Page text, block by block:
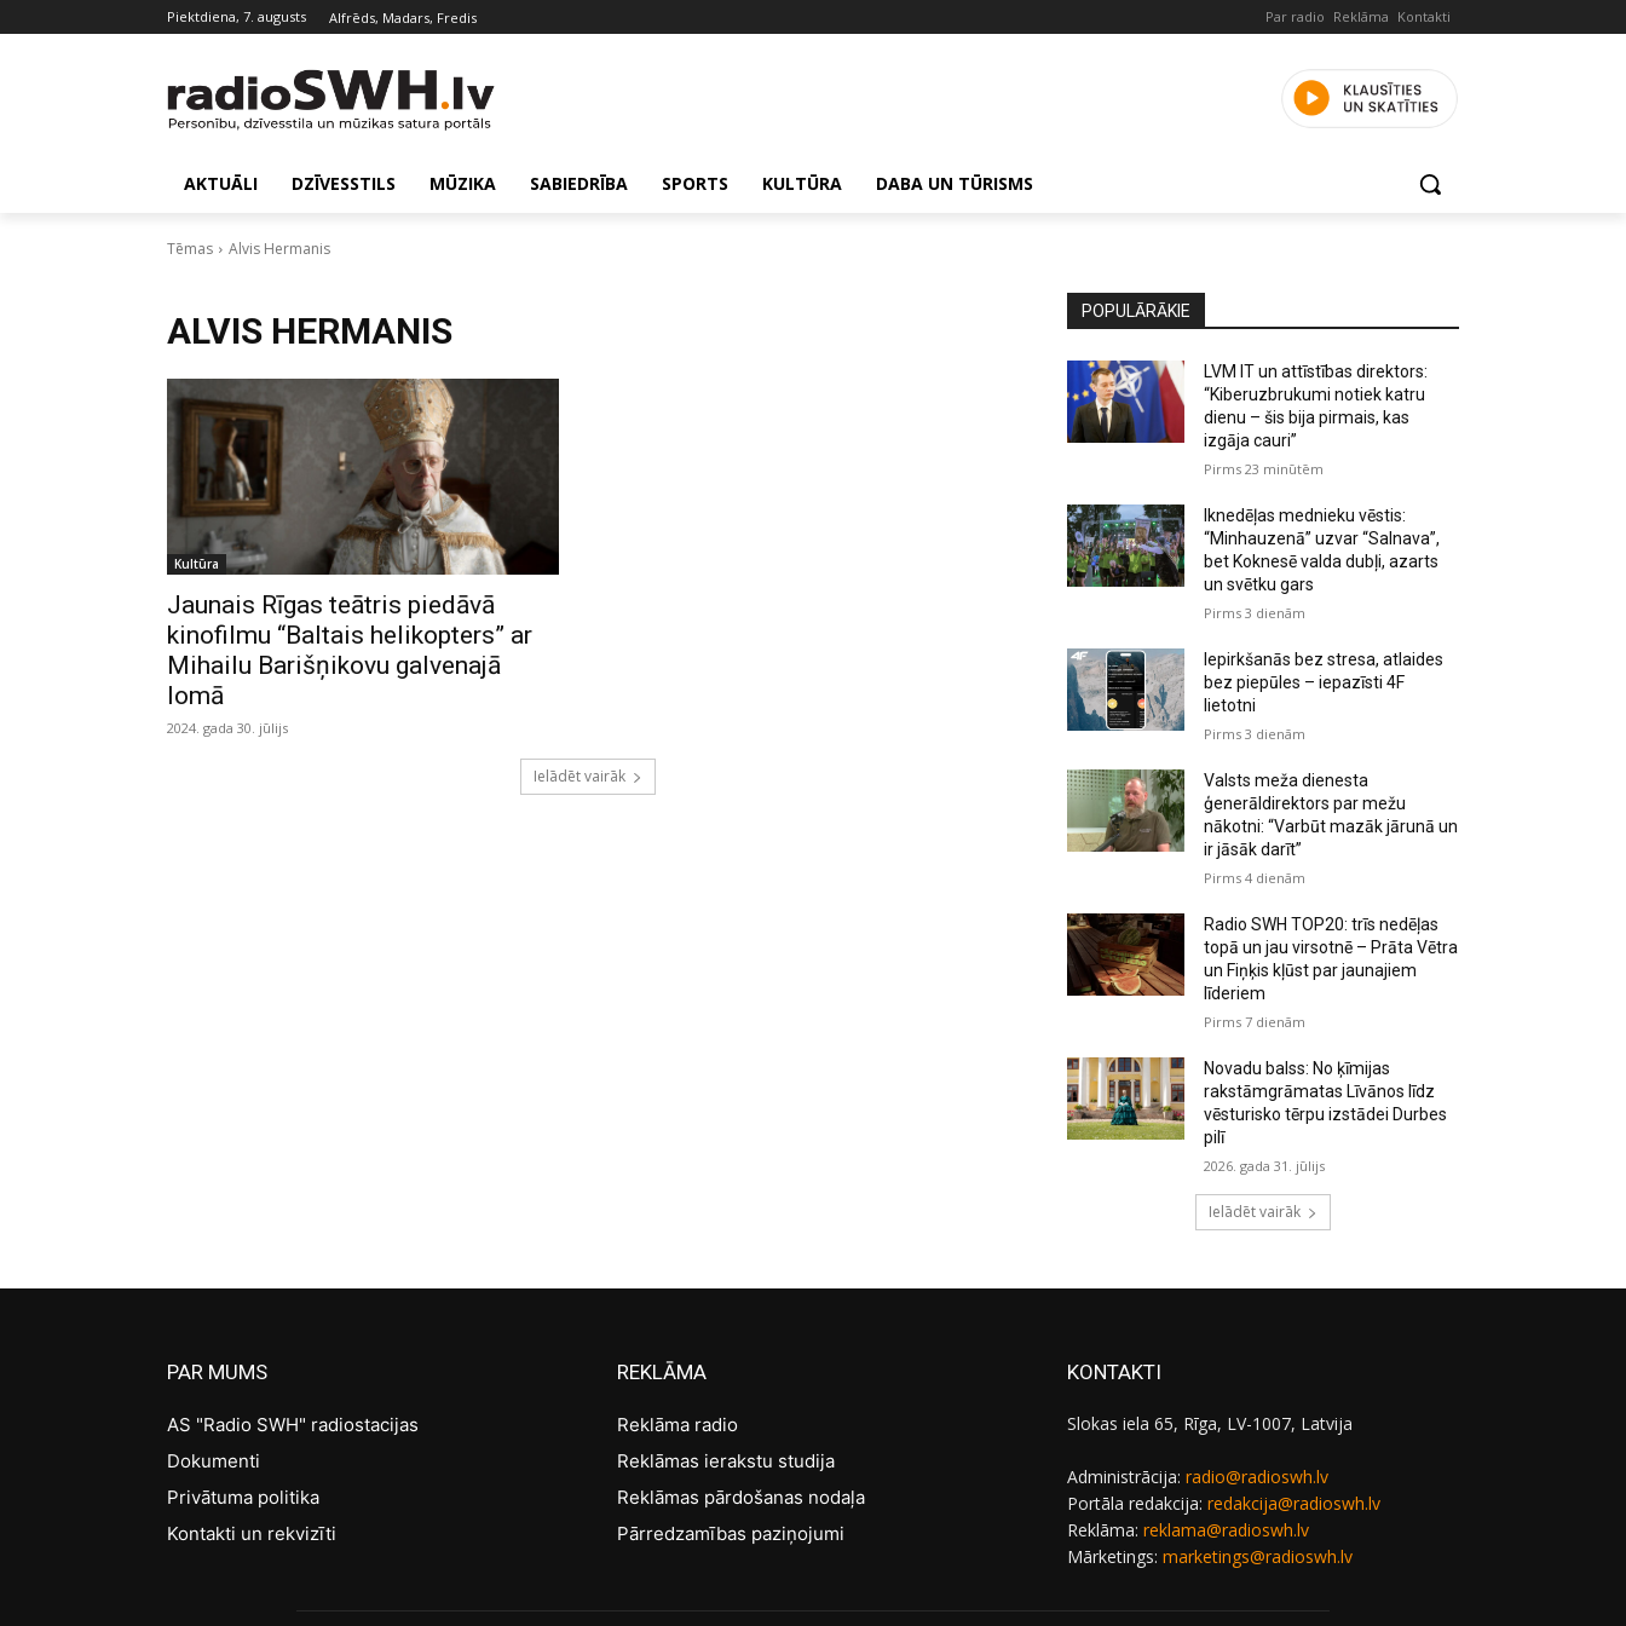
piektdiena, 7. augusts Alfrēds, Madars, Fredis Par radio Reklāma Kontakti
AKTUĀLI DZĪVESSTILS MŪZIKA SABIEDRĪBA SPORTS KULTŪRA DABA UN TŪRISMS
Tēmas Alvis Hermanis
ALVIS HERMANIS
Kultūra
Jaunais Rīgas teātris piedāvā
kinofilmu “Baltais helikopters” ar
Mihailu Barišņikovu galvenajā
lomā
2024. gada 30. jūlijs
Ielādēt vairāk
POPULĀRĀKIE
LVM IT un attīstības direktors:
“Kiberuzbrukumi notiek katru
dienu – šis bija pirmais, kas
izgāja cauri”
Pirms 23 minūtēm
Iknedēļas mednieku vēstis:
“Minhauzenā” uzvar “Salnava”,
bet Koknesē valda dubļi, azarts
un svētku gars
Pirms 3 dienām
Iepirkšanās bez stresa, atlaides
bez piepūles – iepazīsti 4F
lietotni
Pirms 3 dienām
Valsts meža dienesta
ģenerāldirektors par mežu
nākotni: “Varbūt mazāk jārunā un
ir jāsāk darīt”
Pirms 4 dienām
Radio SWH TOP20: trīs nedēļas
topā un jau virsotnē – Prāta Vētra
un Fiņķis kļūst par jaunajiem
līderiem
Pirms 7 dienām
Novadu balss: No ķīmijas
rakstāmgrāmatas Līvānos līdz
vēsturisko tērpu izstādei Durbes
pilī
2026. gada 31. jūlijs
Ielādēt vairāk
PAR MUMS
AS "Radio SWH" radiostacijas
Dokumenti
Privātuma politika
Kontakti un rekvizīti
REKLĀMA
Reklāma radio
Reklāmas ierakstu studija
Reklāmas pārdošanas nodaļa
Pārredzamības paziņojumi
KONTAKTI
Slokas iela 65, Rīga, LV-1007, Latvija
Administrācija: radio@radioswh.lv
Portāla redakcija: redakcija@radioswh.lv
Reklāma: reklama@radioswh.lv
Mārketings: marketings@radioswh.lv